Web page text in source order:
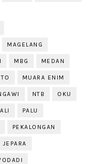
MAGELANG
MBG MEDAN
MUARA ENIM
NTB OKU
PALU
PEKALONGAN
JEPARA